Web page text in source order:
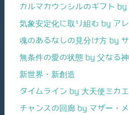
カルマカウンシルのギフト by
気象安定化に取り組む by ア
魂のあるなしの見分け方 by
無条件の愛の状態 by 父なる神
新世界・新創造
タイムライン by 大天使ミカ
チャンスの回廊 by マザー・